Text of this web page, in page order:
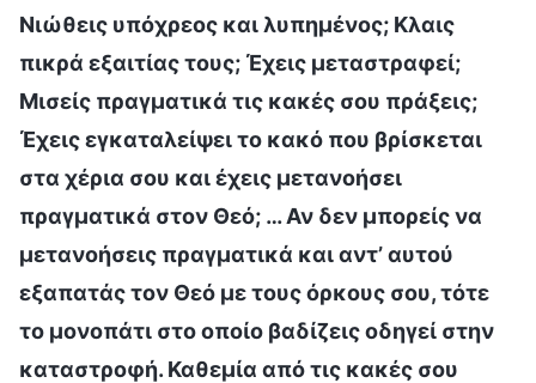
Νιώθεις υπόχρεος και λυπημένος; Κλαις
πικρά εξαιτίας τους; Έχεις μεταστραφεί;
Μισείς πραγματικά τις κακές σου πράξεις;
Έχεις εγκαταλείψει το κακό που βρίσκεται
στα χέρια σου και έχεις μετανοήσει
πραγματικά στον Θεό; … Αν δεν μπορείς να
μετανοήσεις πραγματικά και αντ’ αυτού
εξαπατάς τον Θεό με τους όρκους σου, τότε
το μονοπάτι στο οποίο βαδίζεις οδηγεί στην
καταστροφή. Καθεμία από τις κακές σου